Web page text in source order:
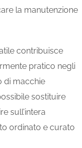
la manutenzione
contribuisce
pratico negli
di macchie
sostituire
sull’intera
ordinato e curato